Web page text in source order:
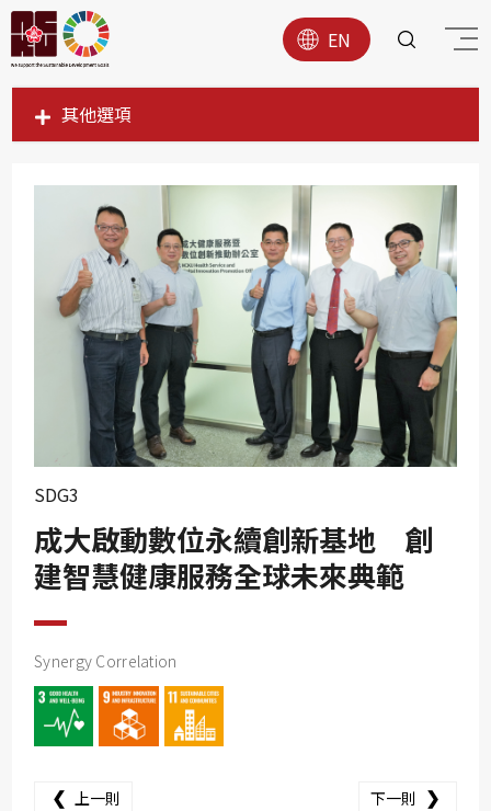
EN
其他選項
SDG1
SDG4
SDG5
SDG6
SDG7
SDG8
SDG9
SDG11
SDG12
SDG3
成大啟動數位永續創新基地 創
建智慧健康服務全球未來典範
Synergy Correlation
❮ 上一則 下一則 ❯